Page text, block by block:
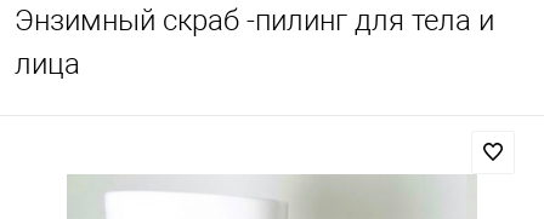
Энзимный скраб -пилинг для тела и
лица